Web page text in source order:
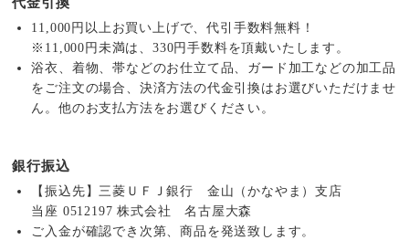
11,000円以上お買い上げで、代引手数料無料！
※11,000円未満は、330円手数料を頂戴いたします。
浴衣、着物、帯などのお仕立て品、ガード加工などの加工品
をご注文の場合、決済方法の代金引換はお選びいただけませ
ん。他のお支払方法をお選びください。
銀行振込
【振込先】三菱ＵＦＪ銀行 金山（かなやま）支店
当座 0512197 株式会社 名古屋大森
ご入金が確認でき次第、商品を発送致します。